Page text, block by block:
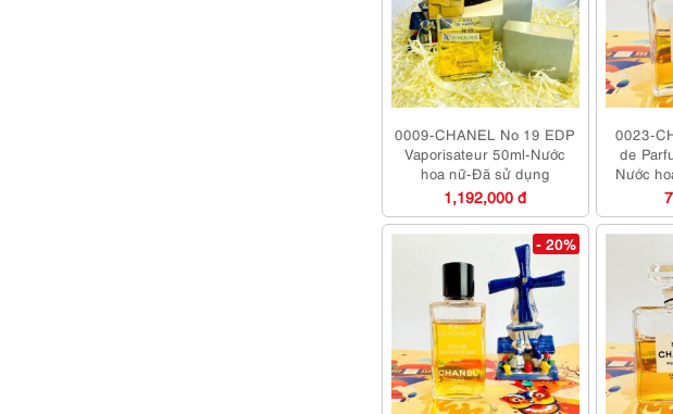
0009-CHANEL No 19 EDP
Vaporisateur 50ml-Nước
hoa nữ-Đã sử dụng
1,192,000 đ
0023-
de
Nước
- 20%